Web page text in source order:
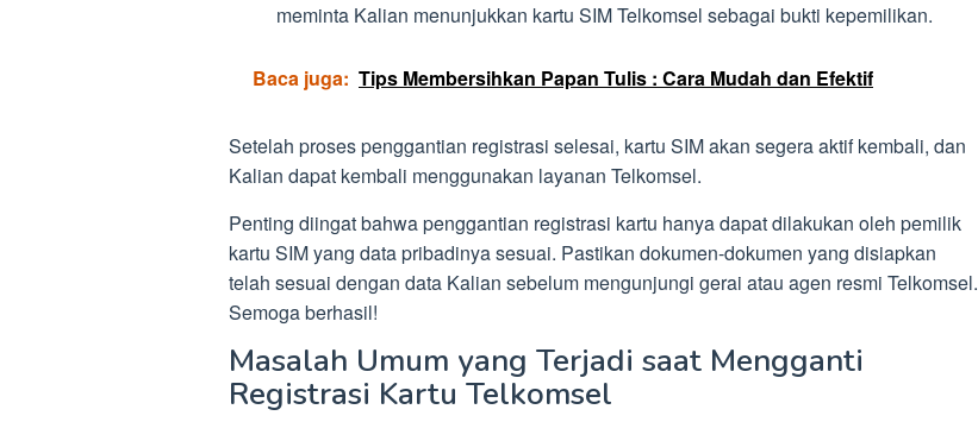
meminta Kalian menunjukkan kartu SIM Telkomsel sebagai bukti kepemilikan.
Baca juga: Tips Membersihkan Papan Tulis : Cara Mudah dan Efektif
Setelah proses penggantian registrasi selesai, kartu SIM akan segera aktif kembali, dan
Kalian dapat kembali menggunakan layanan Telkomsel.
Penting diingat bahwa penggantian registrasi kartu hanya dapat dilakukan oleh pemilik
kartu SIM yang data pribadinya sesuai. Pastikan dokumen-dokumen yang disiapkan
telah sesuai dengan data Kalian sebelum mengunjungi gerai atau agen resmi Telkomsel.
Semoga berhasil!
Masalah Umum yang Terjadi saat Mengganti
Registrasi Kartu Telkomsel